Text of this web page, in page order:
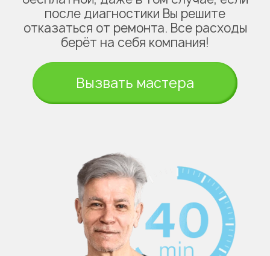
после диагностики Вы решите
отказаться от ремонта. Все расходы
берёт на себя компания!
Вызвать мастера